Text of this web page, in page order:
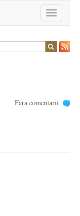
Toggle
navigation
Fara comentarii